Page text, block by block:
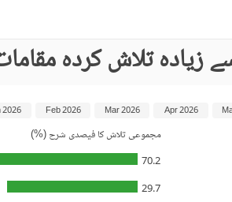
تلاش کردہ
مجموعی تلاش کا فیصدی شرح (%)
70.2
29.7
Apr 2026
Mar 2026
Feb 2026